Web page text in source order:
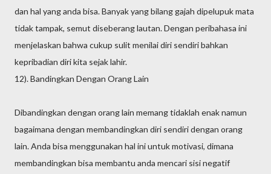
dan hal yang anda bisa. Banyak yang bilang gajah dipelupuk mata
tidak tampak, semut diseberang lautan. Dengan peribahasa ini
menjelaskan bahwa cukup sulit menilai diri sendiri bahkan
kepribadian diri kita sejak lahir.
12). Bandingkan Dengan Orang Lain
Dibandingkan dengan orang lain memang tidaklah enak namun
bagaimana dengan membandingkan diri sendiri dengan orang
lain. Anda bisa menggunakan hal ini untuk motivasi, dimana
membandingkan bisa membantu anda mencari sisi negatif